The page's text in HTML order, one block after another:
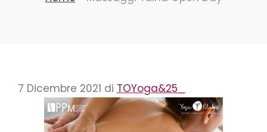
7 Dicembre 2021 di TOYoga&25_